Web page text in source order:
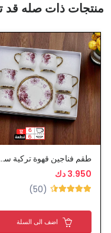
منتجات ذات صله قد
طقم فناجين
3.950 دك
(50)
اضف الى السلة